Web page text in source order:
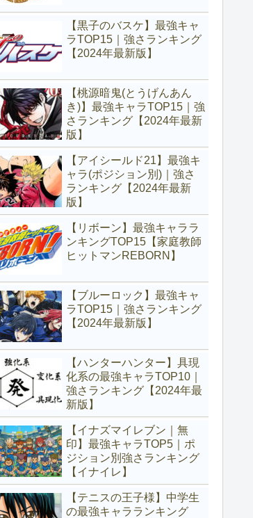
【黒子のバスケ】最強キャ
ラTOP15｜強さランキング
【2024年最新版】
【桃源暗鬼(とうげんあん
き)】最強キャラTOP15｜強
さランキング【2024年最新
版】
【アイシールド21】最強キ
ャラ(ポジション別)｜強さ
ランキング【2024年最新
版】
【リボーン】最強キャララ
ンキングTOP15【家庭教師
ヒットマンREBORN】
【ブルーロック】最強キャ
ラTOP15｜強さランキング
【2024年最新版】
【ハンターハンター】具現
化系の最強キャラTOP10｜
強さランキング【2024年最
新版】
【イナズマイレブン｜無
印】最強キャラTOP5｜ポ
ジション別強さランキング
【イナイレ】
【テニスの王子様】中学生
の最強キャラランキング